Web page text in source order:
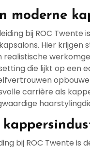
moderne
bij ROC
Hier krijgen
die lijkt op een
carrière als
bij ROC Twente is